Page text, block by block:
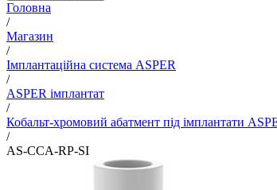
Головна
/
Магазин
/
Імплантаційна система ASPER
/
ASPER імплантат
/
Кобальт-хромовий абатмент під імплантати
/
AS-CCA-RP-SI